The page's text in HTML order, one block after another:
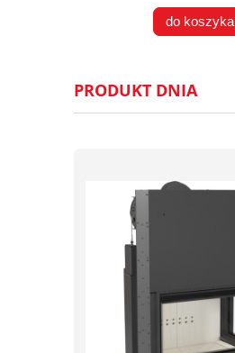
do koszyka
PRODUKT DNIA